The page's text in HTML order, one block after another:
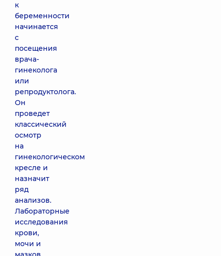
к
беременности
начинается
с
посещения
врача-
гинеколога
или
репродуктолога.
Он
проведет
классический
осмотр
на
гинекологическом
кресле и
назначит
ряд
анализов.
Лабораторные
исследования
крови,
мочи и